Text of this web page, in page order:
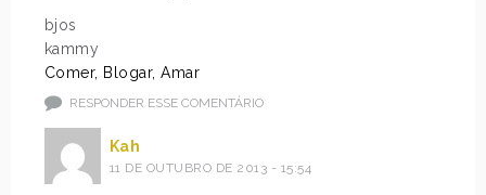
bjos
kammy
Comer, Blogar, Amar
RESPONDER ESSE COMENTÁRIO
Kah
11 DE OUTUBRO DE 2013 - 15:54